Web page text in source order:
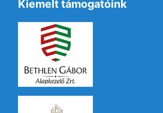
Kiemelt támogatóink